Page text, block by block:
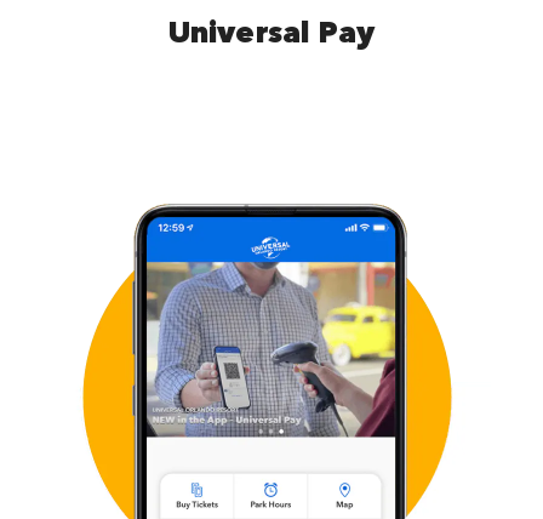
Universal Pay